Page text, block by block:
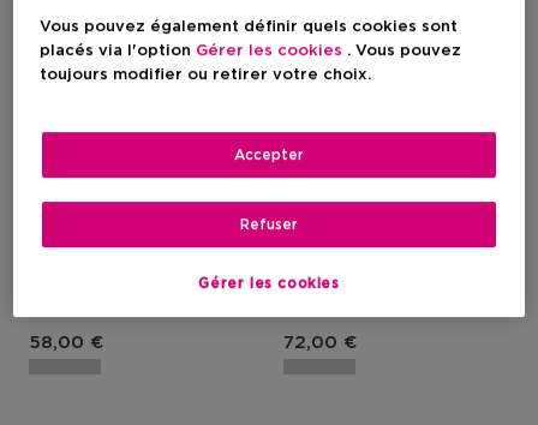
Cyprus & Grapevine
58,00 €
JO MALONE LONDON
English Pear & Freesia
Home Diffuser Refill
72,00 €
Vous pouvez également définir quels cookies sont
placés via l'option Gérer les cookies . Vous pouvez
toujours modifier ou retirer votre choix.
Gérer les cookies
Refuser
Accepter